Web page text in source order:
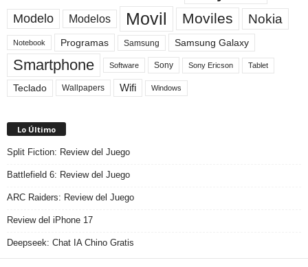
Modelo Modelos Movil Moviles Nokia
Notebook Programas Samsung Samsung Galaxy
Smartphone Software Sony Sony Ericson Tablet
Teclado Wallpapers Wifi Windows
Lo Último
Split Fiction: Review del Juego
Battlefield 6: Review del Juego
ARC Raiders: Review del Juego
Review del iPhone 17
Deepseek: Chat IA Chino Gratis